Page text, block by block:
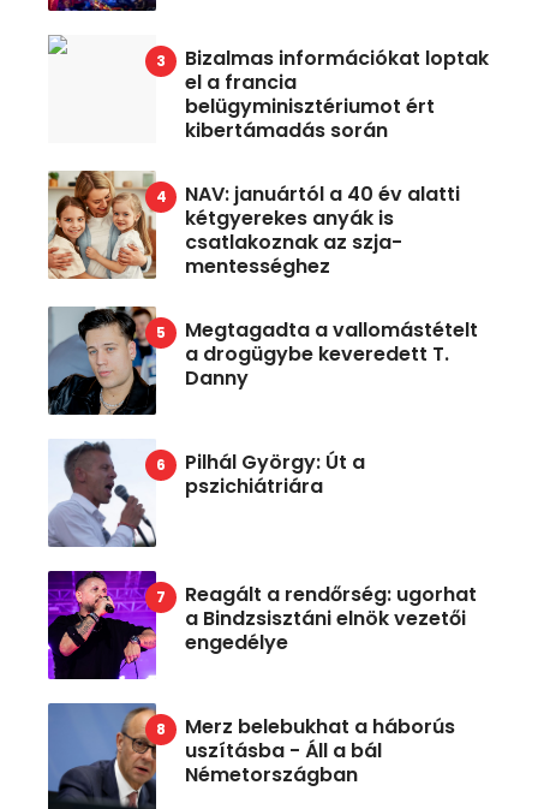
Bizalmas információkat loptak
el a francia
belügyminisztériumot ért
kibertámadás során
NAV: januártól a 40 év alatti
kétgyerekes anyák is
csatlakoznak az szja-
mentességhez
Megtagadta a vallomástételt
a drogügybe keveredett T.
Danny
Pilhál György: Út a
pszichiátriára
Reagált a rendőrség: ugorhat
a Bindzsisztáni elnök vezetői
engedélye
Merz belebukhat a háborús
uszításba - Áll a bál
Németországban